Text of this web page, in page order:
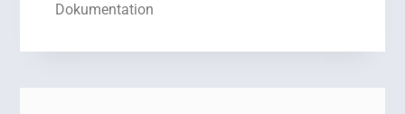
Dokumentation